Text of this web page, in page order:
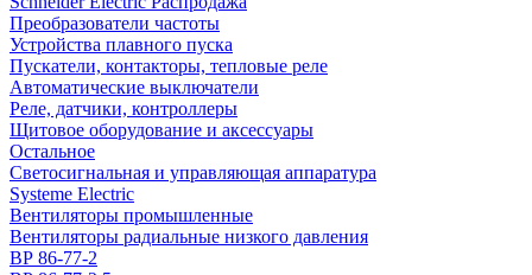
Преобразователи частоты
Устройства плавного пуска
Пускатели, контакторы, тепловые реле
Автоматические выключатели
Реле, датчики, контроллеры
Щитовое оборудование и аксессуары
Остальное
Светосигнальная и управляющая аппаратура
Systeme Electric
Вентиляторы промышленные
Вентиляторы радиальные низкого давления
ВР 86-77-2